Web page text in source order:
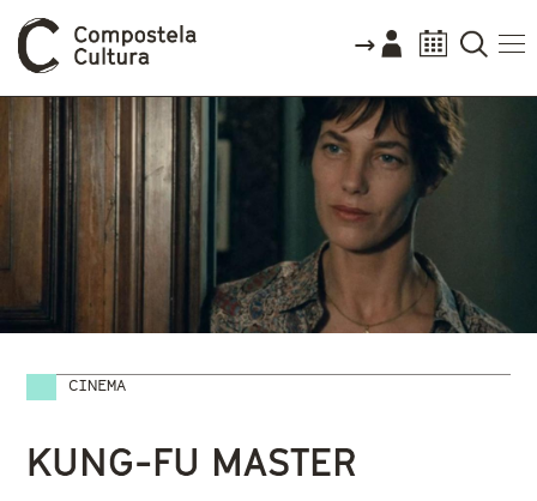
CINEMA
Vostede está aquí
KUNG-FU MASTER